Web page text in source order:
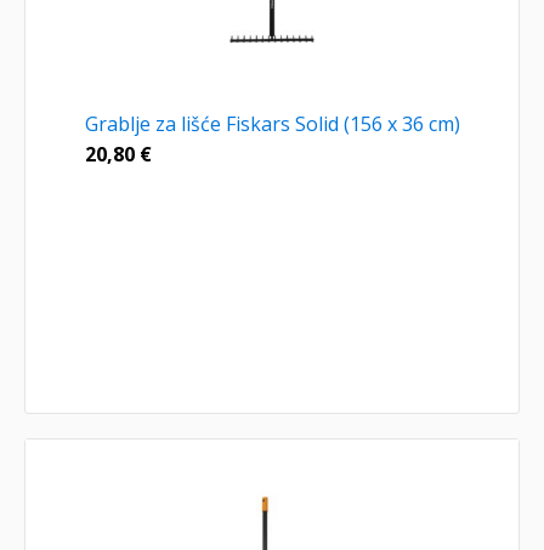
Grablje za lišće Fiskars Solid (156 x 36 cm)
20,80 €